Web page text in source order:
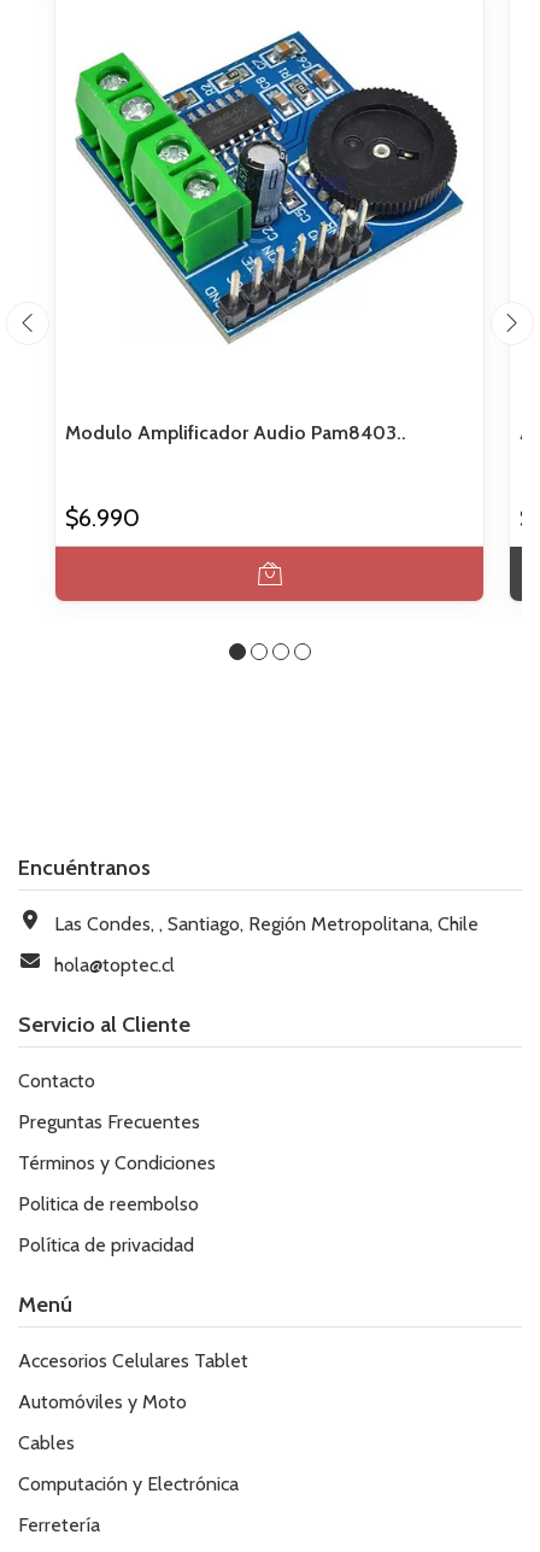
Modulo Amplificador Audio Pam8403..
$6.990
Encuéntranos
Las Condes, , Santiago, Región Metropolitana, Chile
hola@toptec.cl
Servicio al Cliente
Contacto
Preguntas Frecuentes
Términos y Condiciones
Politica de reembolso
Política de privacidad
Menú
Accesorios Celulares Tablet
Automóviles y Moto
Cables
Computación y Electrónica
Ferretería